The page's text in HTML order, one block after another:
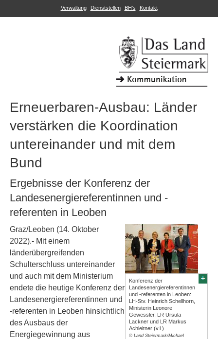
Verwaltung Dienststellen BH's Kontakt
Erneuerbaren-Ausbau: Länder
verstärken die Koordination
untereinander und mit dem
Bund
Ergebnisse der Konferenz der
Landesenergiereferentinnen und -
referenten in Leoben
Konferenz der
Landesenergiereferentinnen
und -referenten in Leoben:
LH-Stv. Heinrich Schellhorn,
Ministerin Leonore
Gewessler, LR Ursula
Lackner und LR Markus
Achleitner (v.l.)
© Land Steiermark/Michael
Graz/Leoben (14. Oktober
2022).- Mit einem
länderübergreifenden
Schulterschluss untereinander
und auch mit dem Ministerium
endete die heutige Konferenz der
Landesenergiereferentinnen und
-referenten in Leoben hinsichtlich
des Ausbaus der
Energiegewinnung aus